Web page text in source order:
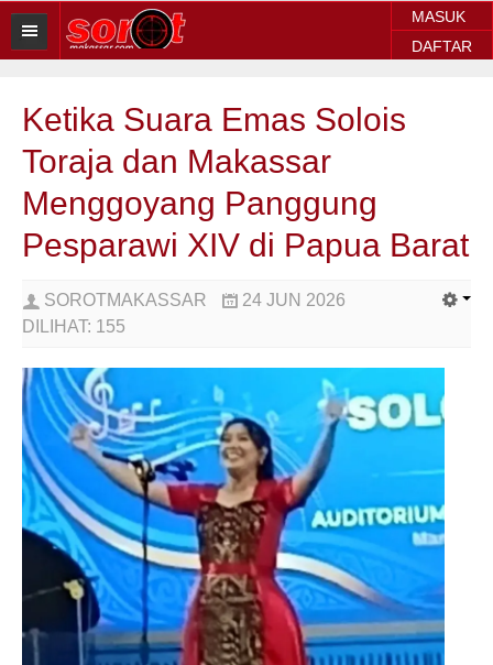
MASUK
DAFTAR
BERITA SOROT
Sorot Sulsel
Sorot Regional
POLITIK
TNI & POLRI
CONTACT US
Ketika Suara Emas Solois
Toraja dan Makassar
Menggoyang Panggung
Pesparawi XIV di Papua Barat
SOROTMAKASSAR
24 JUN 2026
DILIHAT: 155